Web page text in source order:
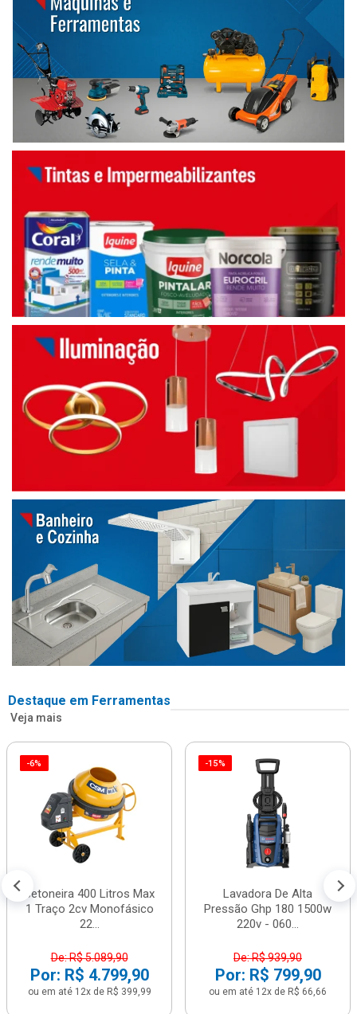
Destaque em Ferramentas
Veja mais
-6%
Betoneira 400 Litros Max
1 Traço 2cv Monofásico
22...
De: R$ 5.089,90
Por: R$ 4.799,90
ou em até 12x de R$ 399,99
-15%
Lavadora De Alta
Pressão Ghp 180 1500w
220v - 060...
De: R$ 939,90
Por: R$ 799,90
ou em até 12x de R$ 66,66